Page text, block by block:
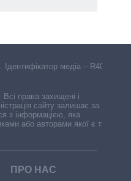
медіа – R40-
. Всі права захищені і
сайту залишає за
з інформацією, яка
або авторами якої є треті
ПРО НАС